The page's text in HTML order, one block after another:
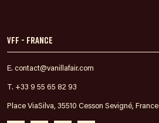
VFF - France
E. contact@vanillafair.com
T. +33 9 55 65 82 93
Place ViaSilva, 35510 Cesson Sevigné, France